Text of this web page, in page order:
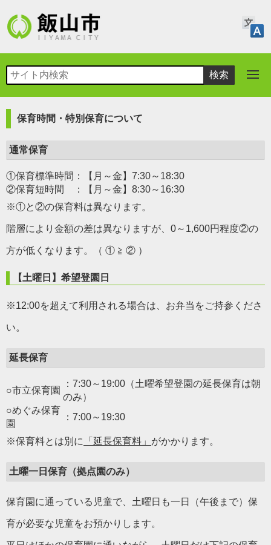
保育時間・特別保育について
通常保育
①保育標準時間 ：【月～金】7:30～18:30
②保育短時間
：【月～金】8:30～16:30
※①と②の保育料は異なります。
階層により金額の差は異なりますが、0～1,600円程度②の
方が低くなります。（ ① ≧ ② ）
【土曜日】希望登園日
※12:00を超えて利用される場合は、お弁当をご持参くださ
い。
延長保育
○市立保育園
：7:30～19:00（土曜希望登園の延長保育は朝
のみ）
○めぐみ保育
園
：7:00～19:30
※保育料とは別に 「延長保育料」 がかかります。
土曜一日保育（拠点園のみ）
保育園に通っている児童で、土曜日も一日（午後まで）保
育が必要な児童をお預かりします。